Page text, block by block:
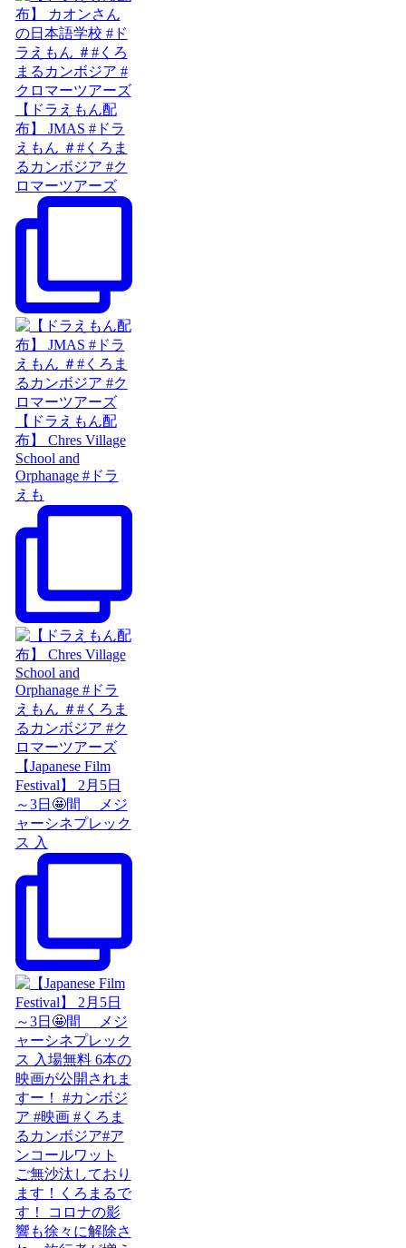
【ドラえもん配
布】 JMAS #ドラ
えもん ＃#くろま
るカンボジア #ク
ロマーツアーズ
【ドラえもん配
布】 Chres Village
School and
Orphanage #ドラ
えも
【Japanese Film
Festival】 2月5日
～3日🤩間 メジ
ャーシネプレック
ス 入
ご無沙汰しており
ます！くろまるで
す！ コロナの影
響も徐々に解除さ